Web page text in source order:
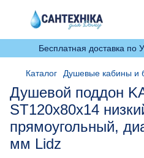
Бесплатная доставка по
Каталог Душевые кабины и
Душевой поддон
ST120x80х14
прямоугольный,
мм Lidz